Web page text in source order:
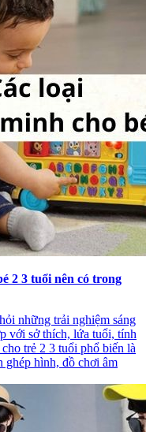
2 3 tuổi nên có trong
những trải nghiệm sáng
với sở thích, lứa tuổi, tính
trẻ 2 3 tuổi phổ biến là
ghép hình, đồ chơi âm